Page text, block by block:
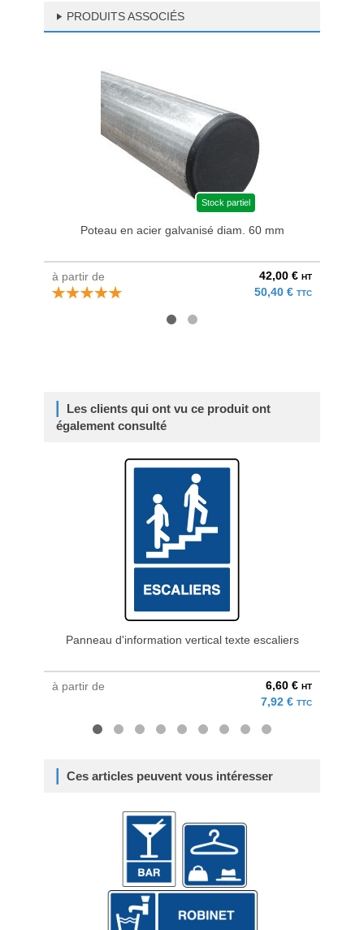
PRODUITS ASSOCIÉS
Stock partiel
Poteau en acier galvanisé diam. 60 mm
à partir de 42,00 € HT
50,40 € TTC
Les clients qui ont vu ce produit ont
également consulté
Panneau d'information vertical texte escaliers
à partir de 6,60 € HT
7,92 € TTC
Ces articles peuvent vous intéresser